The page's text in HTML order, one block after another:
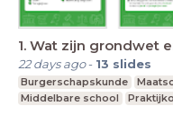
1. Wat zijn grondwet
22 days ago- 13 slides
Burgerschapskunde
Middelbare school